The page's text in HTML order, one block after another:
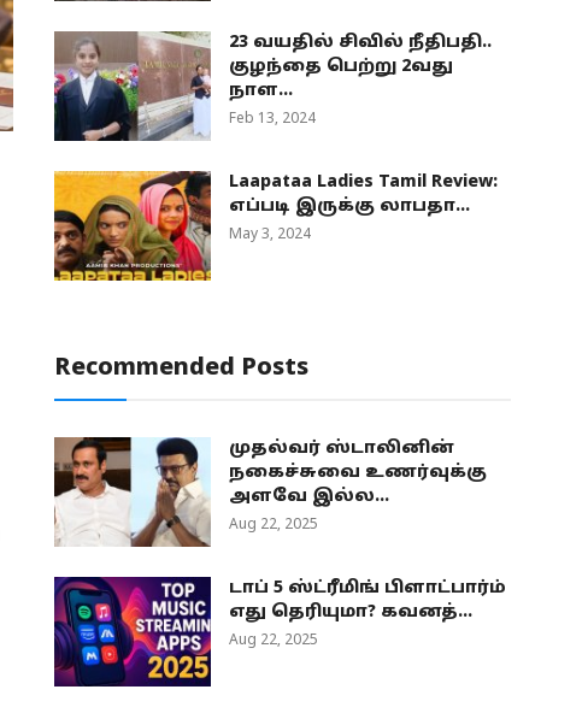
23 வயதில் சிவில் நீதிபதி..
குழந்தை பெற்று 2வது
நாள...
Feb 13, 2024
Laapataa Ladies Tamil Review:
எப்படி இருக்கு லாபதா...
May 3, 2024
Recommended Posts
முதல்வர் ஸ்டாலினின்
நகைச்சுவை உணர்வுக்கு
அளவே இல்ல...
Aug 22, 2025
டாப் 5 ஸ்ட்ரீமிங் பிளாட்பார்ம்
எது தெரியுமா? கவனத்...
Aug 22, 2025